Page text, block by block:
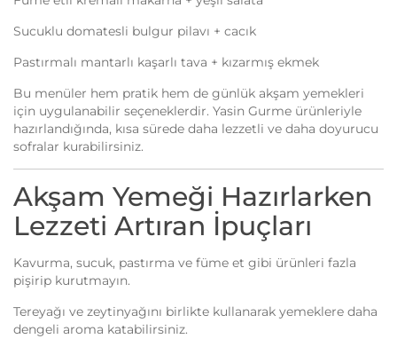
Sucuklu domatesli bulgur pilavı + cacık
Pastırmalı mantarlı kaşarlı tava + kızarmış ekmek
Bu menüler hem pratik hem de günlük akşam yemekleri
için uygulanabilir seçeneklerdir. Yasin Gurme ürünleriyle
hazırlandığında, kısa sürede daha lezzetli ve daha doyurucu
sofralar kurabilirsiniz.
Akşam Yemeği Hazırlarken
Lezzeti Artıran İpuçları
Kavurma, sucuk, pastırma ve füme et gibi ürünleri fazla
pişirip kurutmayın.
Tereyağı ve zeytinyağını birlikte kullanarak yemeklere daha
dengeli aroma katabilirsiniz.